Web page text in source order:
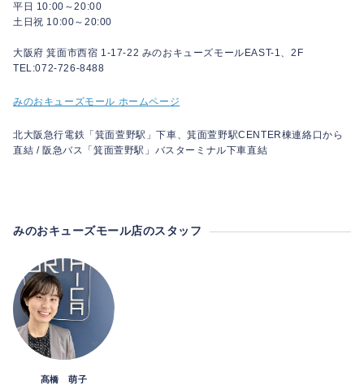
平日 10:00～20:00
土日祝 10:00～20:00
大阪府 箕面市西宿 1-17-22 みのおキューズモールEAST-1、2F
TEL:072-726-8488
みのおキューズモール ホームページ
北大阪急行電鉄「箕面萱野駅」下車、箕面萱野駅CENTER棟連絡口から
直結 / 阪急バス「箕面萱野駅」バスターミナル下車直結
みのおキューズモール店のスタッフ
髙橋 萌子